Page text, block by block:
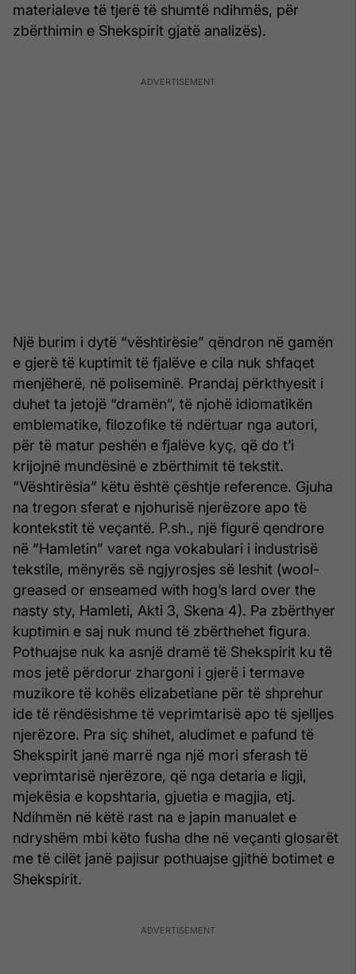
materialeve të tjerë të shumtë ndihmës, për
zbërthimin e Shekspirit gjatë analizës).
Një burim i dytë “vështirësie” qëndron në gamën
e gjerë të kuptimit të fjalëve e cila nuk shfaqet
menjëherë, në poliseminë. Prandaj përkthyesit i
duhet ta jetojë “dramën”, të njohë idiomatikën
emblematike, filozofike të ndërtuar nga autori,
për të matur peshën e fjalëve kyç, që do t’i
krijojnë mundësinë e zbërthimit të tekstit.
“Vështirësia” këtu është çështje reference. Gjuha
na tregon sferat e njohurisë njerëzore apo të
kontekstit të veçantë. P.sh., një figurë qendrore
në “Hamletin” varet nga vokabulari i industrisë
tekstile, mënyrës së ngjyrosjes së leshit (wool-
greased or enseamed with hog’s lard over the
nasty sty, Hamleti, Akti 3, Skena 4). Pa zbërthyer
kuptimin e saj nuk mund të zbërthehet figura.
Pothuajse nuk ka asnjë dramë të Shekspirit ku të
mos jetë përdorur zhargoni i gjerë i termave
muzikore të kohës elizabetiane për të shprehur
ide të rëndësishme të veprimtarisë apo të sjelljes
njerëzore. Pra siç shihet, aludimet e pafund të
Shekspirit janë marrë nga një mori sferash të
veprimtarisë njerëzore, që nga detaria e ligji,
mjekësia e kopshtaria, gjuetia e magjia, etj.
Ndihmën në këtë rast na e japin manualet e
ndryshëm mbi këto fusha dhe në veçanti glosarët
me të cilët janë pajisur pothuajse gjithë botimet e
Shekspirit.